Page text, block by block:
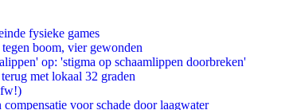
fysieke games
boom, vier gewonden
op: 'stigma op schaamlippen doorbreken'
met lokaal 32 graden
voor schade door laagwater